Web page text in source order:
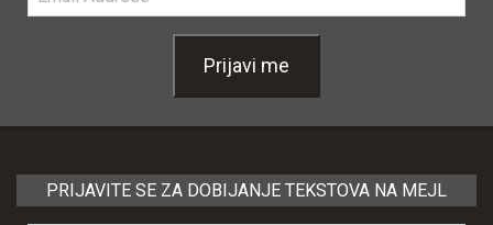
Address
Prijavi me
PRIJAVITE SE ZA DOBIJANJE TEKSTOVA NA MEJL